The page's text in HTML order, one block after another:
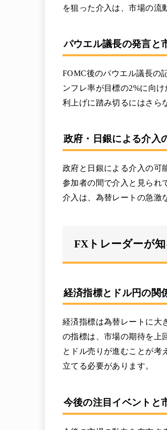
を狙った介入は、市場の流
パウエル議長の発言と
FOMC後のパウエル議長の
ンフレ率が目標の2%に向
利上げに踏み切るにはさら
政府・日銀による介入
政府と日銀による介入の可
参加者の間で介入と見られ
介入は、為替レートの急激
FXトレーダーが
経済指標とドル円の関
経済指標は為替レートに大
の指標は、市場の期待を上
とドル売りが進むことが考
立てる必要があります。
今後の注目イベントと